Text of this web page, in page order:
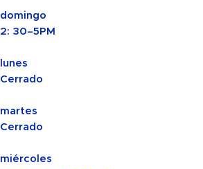
domingo
2: 30–5PM
lunes
Cerrado
martes
Cerrado
miércoles